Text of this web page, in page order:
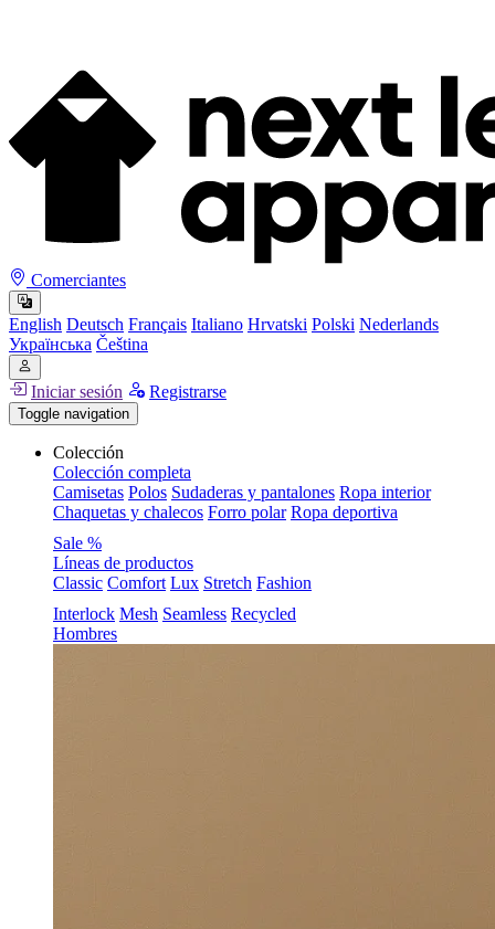
Comerciantes
English Deutsch Français Italiano Hrvatski Polski Nederlands
Українська Čeština
Iniciar sesión Registrarse
Toggle navigation
Colección
Colección completa
Camisetas Polos Sudaderas y pantalones Ropa interior
Chaquetas y chalecos Forro polar Ropa deportiva
Sale %
Líneas de productos
Classic Comfort Lux Stretch Fashion
Interlock Mesh Seamless Recycled
Hombres